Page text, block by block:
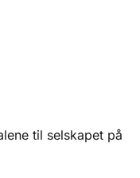
til selskapet på